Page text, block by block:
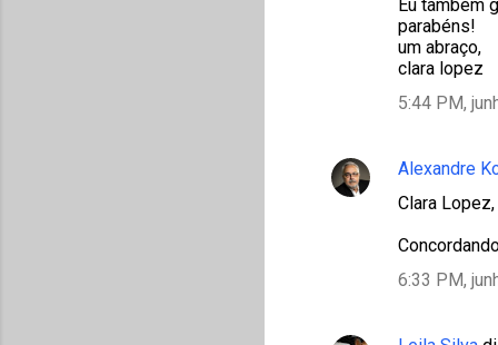
Eu também
parabéns!
um abraço,
clara lopez
5:44 PM,
Alexandre
Clara
6:33 PM,